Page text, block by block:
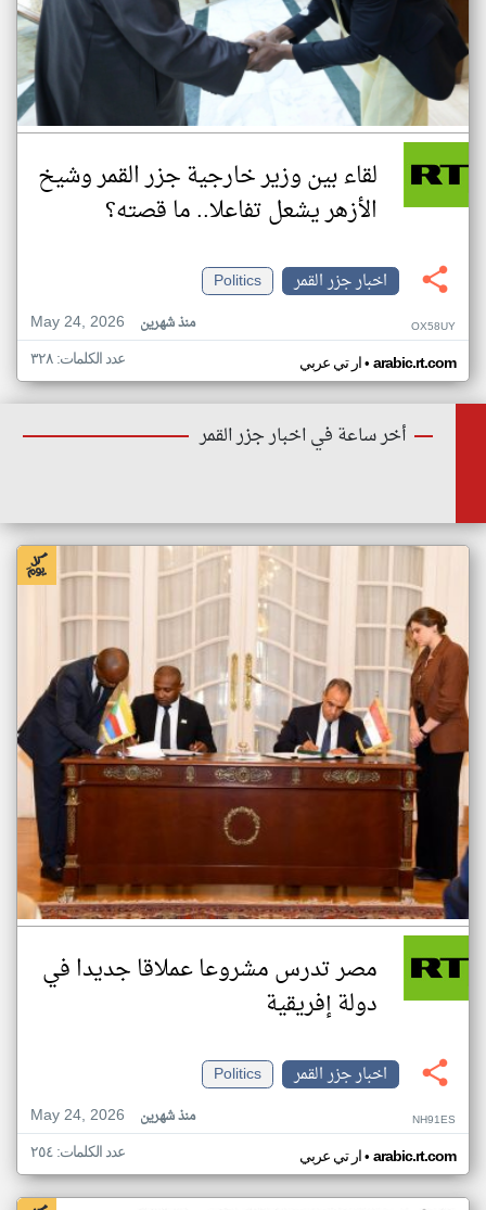
لقاء بين وزير خارجية جزر القمر وشيخ
الأزهر يشعل تفاعلا.. ما قصته؟
اخبار جزر القمر
Politics
May 24, 2026
منذ شهرين OX58UY
ار تي عربي• arabic.rt.com عدد الكلمات: ٣٢٨
أخر ساعة في اخبار جزر القمر
مصر تدرس مشروعا عملاقا جديدا في
دولة إفريقية
اخبار جزر القمر
Politics
May 24, 2026
منذ شهرين NH91ES
ار تي عربي• arabic.rt.com عدد الكلمات: ٢٥٤